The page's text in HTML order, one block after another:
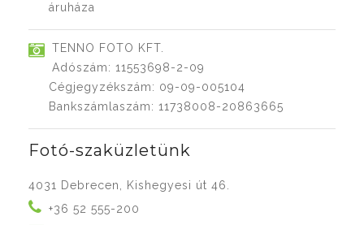
áruháza
TENNO FOTO KFT.
Adószám: 11553698-2-09
Cégjegyzékszám: 09-09-005104
Bankszámlaszám: 11738008-20863665
Fotó-szaküzletünk
4031 Debrecen, Kishegyesi út 46.
+36 52 555-200